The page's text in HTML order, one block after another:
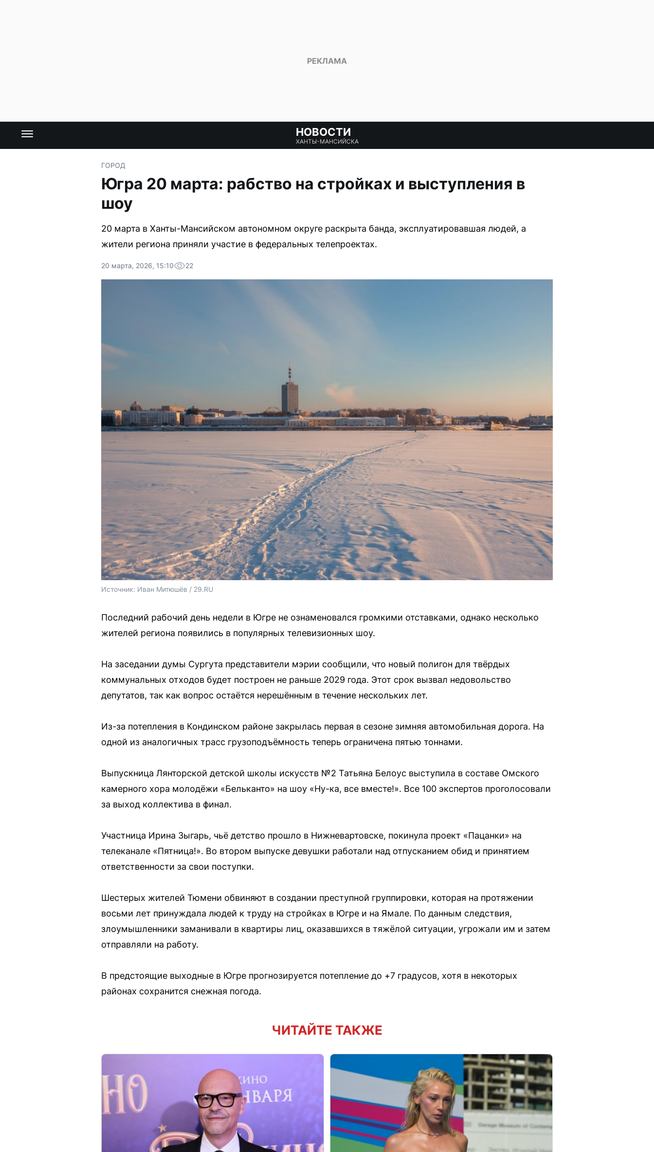
НОВОСТИ
ХАНТЫ-МАНСИЙСКА
ГОРОД
Югра 20 марта: рабство на стройках и выступления в
шоу
20 марта в Ханты-Мансийском автономном округе раскрыта банда, эксплуатировавшая людей, а
жители региона приняли участие в федеральных телепроектах.
20 марта, 2026, 15:10 22
Источник: Иван Митюшёв / 29.RU
Последний рабочий день недели в Югре не ознаменовался громкими отставками, однако несколько
жителей региона появились в популярных телевизионных шоу.
На заседании думы Сургута представители мэрии сообщили, что новый полигон для твёрдых
коммунальных отходов будет построен не раньше 2029 года. Этот срок вызвал недовольство
депутатов, так как вопрос остаётся нерешённым в течение нескольких лет.
Из-за потепления в Кондинском районе закрылась первая в сезоне зимняя автомобильная дорога. На
одной из аналогичных трасс грузоподъёмность теперь ограничена пятью тоннами.
Выпускница Лянторской детской школы искусств №2 Татьяна Белоус выступила в составе Омского
камерного хора молодёжи «Бельканто» на шоу «Ну-ка, все вместе!». Все 100 экспертов проголосовали
за выход коллектива в финал.
Участница Ирина Зыгарь, чьё детство прошло в Нижневартовске, покинула проект «Пацанки» на
телеканале «Пятница!». Во втором выпуске девушки работали над отпусканием обид и принятием
ответственности за свои поступки.
Шестерых жителей Тюмени обвиняют в создании преступной группировки, которая на протяжении
восьми лет принуждала людей к труду на стройках в Югре и на Ямале. По данным следствия,
злоумышленники заманивали в квартиры лиц, оказавшихся в тяжёлой ситуации, угрожали им и затем
отправляли на работу.
В предстоящие выходные в Югре прогнозируется потепление до +7 градусов, хотя в некоторых
районах сохранится снежная погода.
ЧИТАЙТЕ ТАКЖЕ